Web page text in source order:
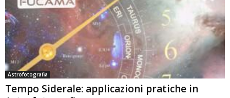
Astrofotografia
Tempo Siderale: applicazioni pratiche in